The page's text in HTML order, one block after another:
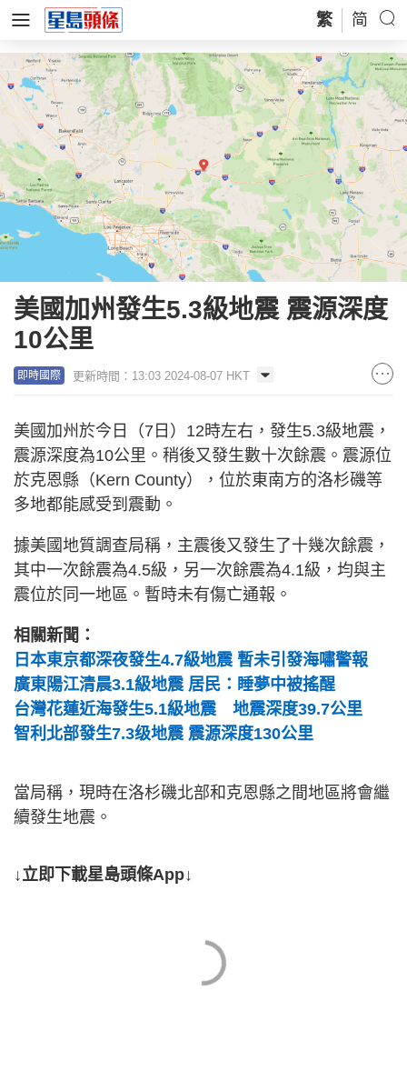
繁 简
美國加州發生5.3級地震 震源深度
10公里
即時國際 更新時間：13:03 2024-08-07 HKT
美國加州於今日（7日）12時左右，發生5.3級地震，
震源深度為10公里。稍後又發生數十次餘震。震源位
於克恩縣（Kern County），位於東南方的洛杉磯等
多地都能感受到震動。
據美國地質調查局稱，主震後又發生了十幾次餘震，
其中一次餘震為4.5級，另一次餘震為4.1級，均與主
震位於同一地區。暫時未有傷亡通報。
相關新聞：
日本東京都深夜發生4.7級地震 暫未引發海嘯警報
廣東陽江清晨3.1級地震 居民：睡夢中被搖醒
台灣花蓮近海發生5.1級地震 地震深度39.7公里
智利北部發生7.3级地震 震源深度130公里
當局稱，現時在洛杉磯北部和克恩縣之間地區將會繼
續發生地震。
↓立即下載星島頭條App↓